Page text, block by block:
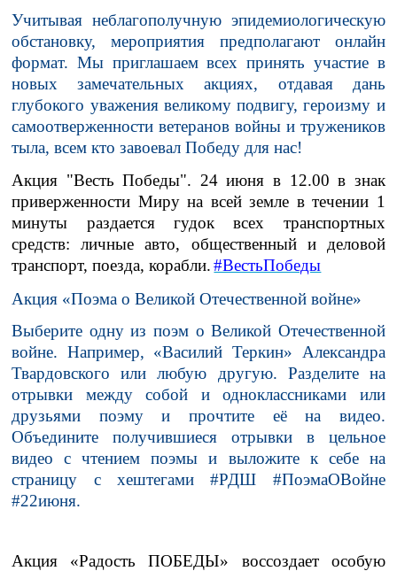
Учитывая неблагополучную эпидемиологическую
обстановку, мероприятия предполагают онлайн
формат. Мы приглашаем всех принять участие в
новых замечательных акциях, отдавая дань
глубокого уважения великому подвигу, героизму и
самоотверженности ветеранов войны и тружеников
тыла, всем кто завоевал Победу для нас!
Акция "Весть Победы". 24 июня в 12.00 в знак
приверженности Миру на всей земле в течении 1
минуты раздается гудок всех транспортных
средств: личные авто, общественный и деловой
транспорт, поезда, корабли. #ВестьПобеды
Акция «Поэма о Великой Отечественной войне»
Выберите одну из поэм о Великой Отечественной
войне. Например, «Василий Теркин» Александра
Твардовского или любую другую. Разделите на
отрывки между собой и одноклассниками или
друзьями поэму и прочтите её на видео.
Объедините получившиеся отрывки в цельное
видео с чтением поэмы и выложите к себе на
страницу с хештегами #РДШ #ПоэмаОВойне
#22июня.
Акция «Радость ПОБЕДЫ» воссоздает особую